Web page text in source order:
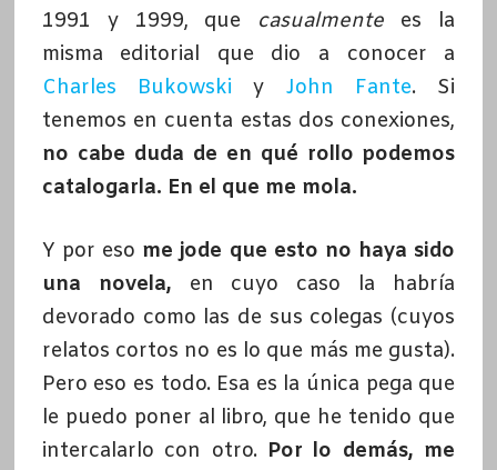
1991 y 1999, que casualmente es la
misma editorial que dio a conocer a
Charles Bukowski y John Fante. Si
tenemos en cuenta estas dos conexiones,
no cabe duda de en qué rollo podemos
catalogarla. En el que me mola.
Y por eso me jode que esto no haya sido
una novela, en cuyo caso la habría
devorado como las de sus colegas (cuyos
relatos cortos no es lo que más me gusta).
Pero eso es todo. Esa es la única pega que
le puedo poner al libro, que he tenido que
intercalarlo con otro. Por lo demás, me